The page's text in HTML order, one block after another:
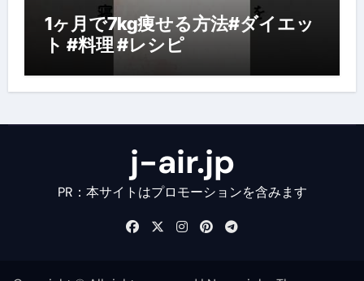
1ヶ月で7kg痩せる方法#ダイエッ
ト #料理 #レシピ
j-air.jp
PR：本サイトはプロモーションを含みます